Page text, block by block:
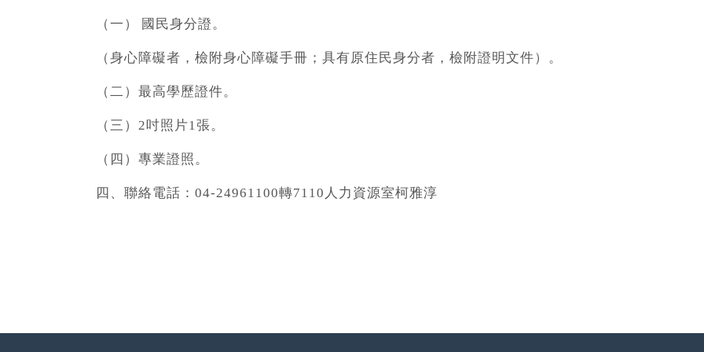
（一） 國民身分證。
（身心障礙者，檢附身心障礙手冊；具有原住民身分者，檢附證明文件）。
（二）最高學歷證件。
（三） 2吋照片1張。
（四）專業證照。
四、聯絡電話： 04-24961100轉7110 人力資源室柯雅淳